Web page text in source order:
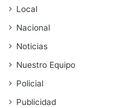
Local
Nacional
Noticias
Nuestro Equipo
Policial
Publicidad